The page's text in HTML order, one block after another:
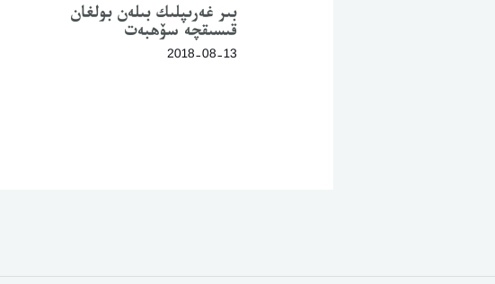
بىر غەرىپلىك بىلەن بولغان
قىسىقچە سۆھبەت
2018-08-13